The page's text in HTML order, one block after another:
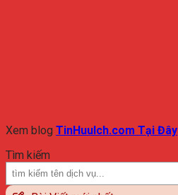
Xem blog TinHuuIch.com Tại Đây
Tìm kiếm